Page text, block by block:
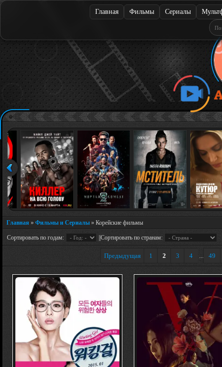
Главная Фильмы Сериалы
Главная » Фильмы и Сериалы » Корейские фильмы
Сортировать по годам: ||Сортировать по странам:
Предыдущая 1 2 3 4 ... 49